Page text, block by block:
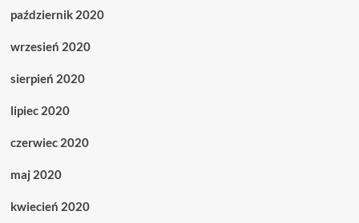
październik 2020
wrzesień 2020
sierpień 2020
lipiec 2020
czerwiec 2020
maj 2020
kwiecień 2020